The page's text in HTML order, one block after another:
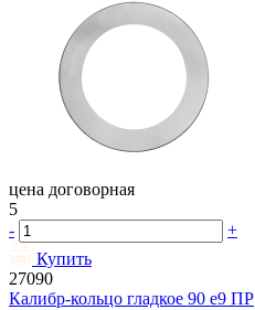
цена договорная
5
-
+
Купить
27090
Калибр-кольцо гладкое 90 e9 ПР